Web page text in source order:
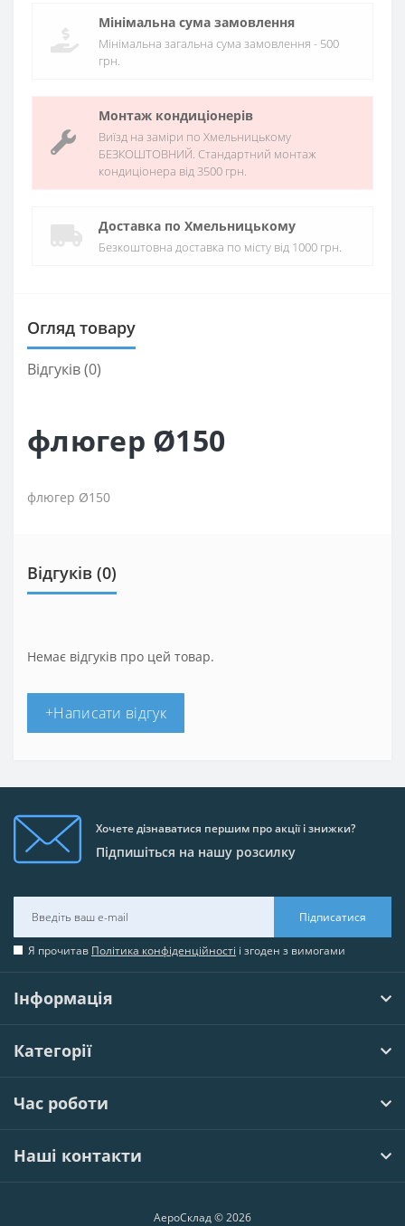
Мінімальна сума замовлення
Мінімальна загальна сума замовлення - 500
грн.
Монтаж кондиціонерів
Виїзд на заміри по Хмельницькому
БЕЗКОШТОВНИЙ. Стандартний монтаж
кондиціонера від 3500 грн.
Доставка по Хмельницькому
Безкоштовна доставка по місту від 1000 грн.
Огляд товару
Відгуків (0)
флюгер Ø150
флюгер Ø150
Відгуків (0)
Немає відгуків про цей товар.
+Написати відгук
Хочете дізнаватися першим про акції і знижки?
Підпишіться на нашу розсилку
Підписатися
Я прочитав Політика конфіденційності і згоден з вимогами
Інформація
Категорії
Час роботи
Наші контакти
АероСклад © 2026